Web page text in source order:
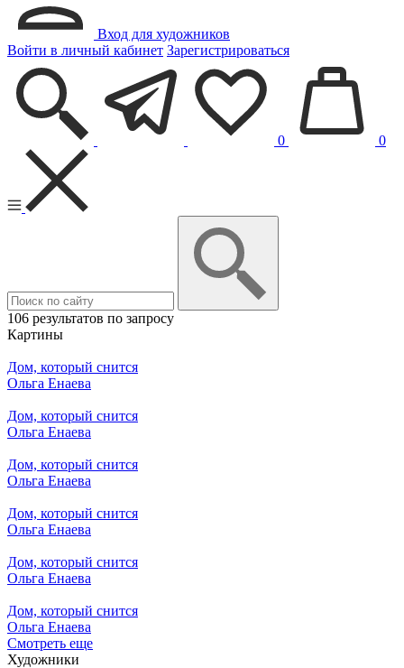
Вход для художников
Войти в личный кабинет Зарегистрироваться
0 0
106 результатов по запросу
Картины
Дом, который снится
Ольга Енаева
Дом, который снится
Ольга Енаева
Дом, который снится
Ольга Енаева
Дом, который снится
Ольга Енаева
Дом, который снится
Ольга Енаева
Дом, который снится
Ольга Енаева
Смотреть еще
Художники